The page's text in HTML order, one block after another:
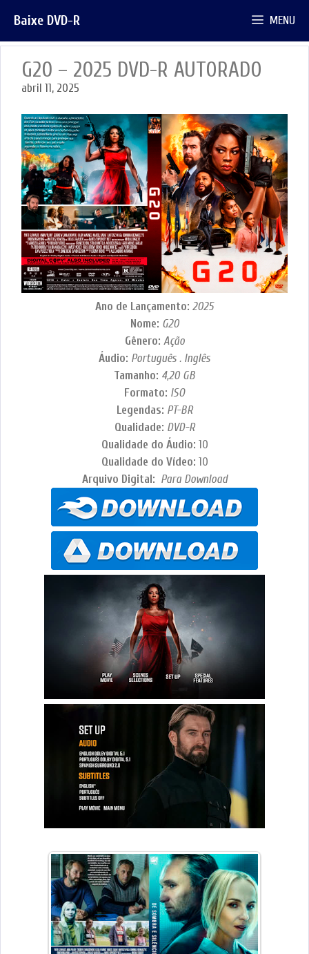
para
o
conteúdo
Baixe DVD-R MENU
G20 – 2025 DVD-R AUTORADO
abril 11, 2025
Ano de Lançamento: 2025
Nome: G20
Gênero: Ação
Áudio: Português . Inglês
Tamanho: 4,20 GB
Formato: ISO
Legendas: PT-BR
Qualidade: DVD-R
Qualidade do Áudio: 10
Qualidade do Vídeo: 10
Arquivo Digital: Para Download